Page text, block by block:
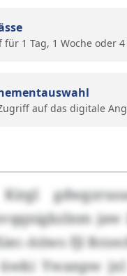
1 Tag, 1 Woche oder
auf das digitale
jaw
Atiws fjl
Ywanpw